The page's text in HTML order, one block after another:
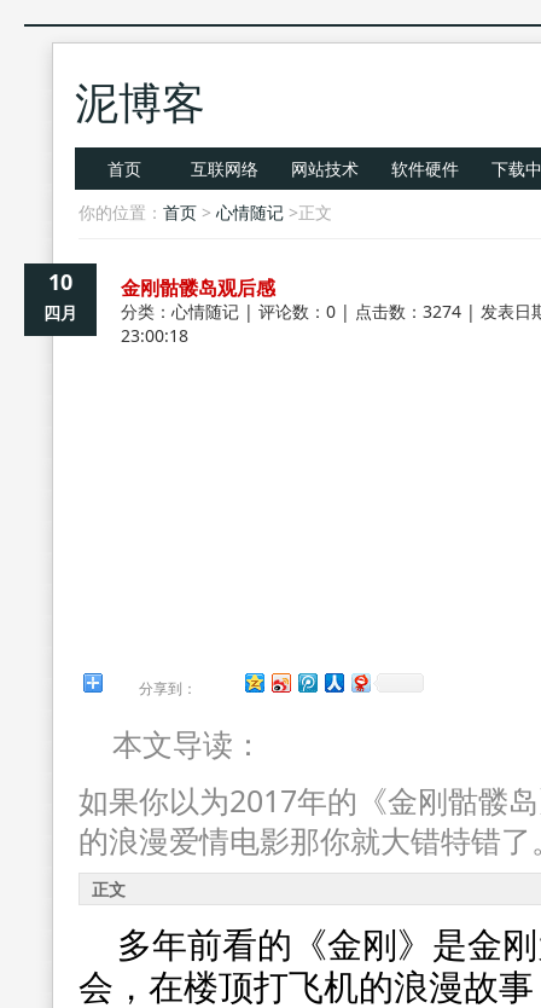
泥博客
首页 互联网络 网站技术 软件硬件
下载
你的位置： 首页 > 心情随记 >正文
10
四月
金刚骷髅岛观后感
分类： 心情随记 | 评论数：0 | 点击数：3274 | 发表日
23:00:18
分享到：
本文导读：
如果你以为2017年的《金刚骷髅
的浪漫爱情电影那你就大错特错了
正文
多年前看的《金刚》是金
会，在楼顶打飞机的浪漫故